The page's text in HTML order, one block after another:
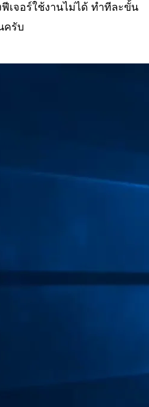
เจอร์ใช้งานไม่ได้ ทำทีละขั้น
ครับ